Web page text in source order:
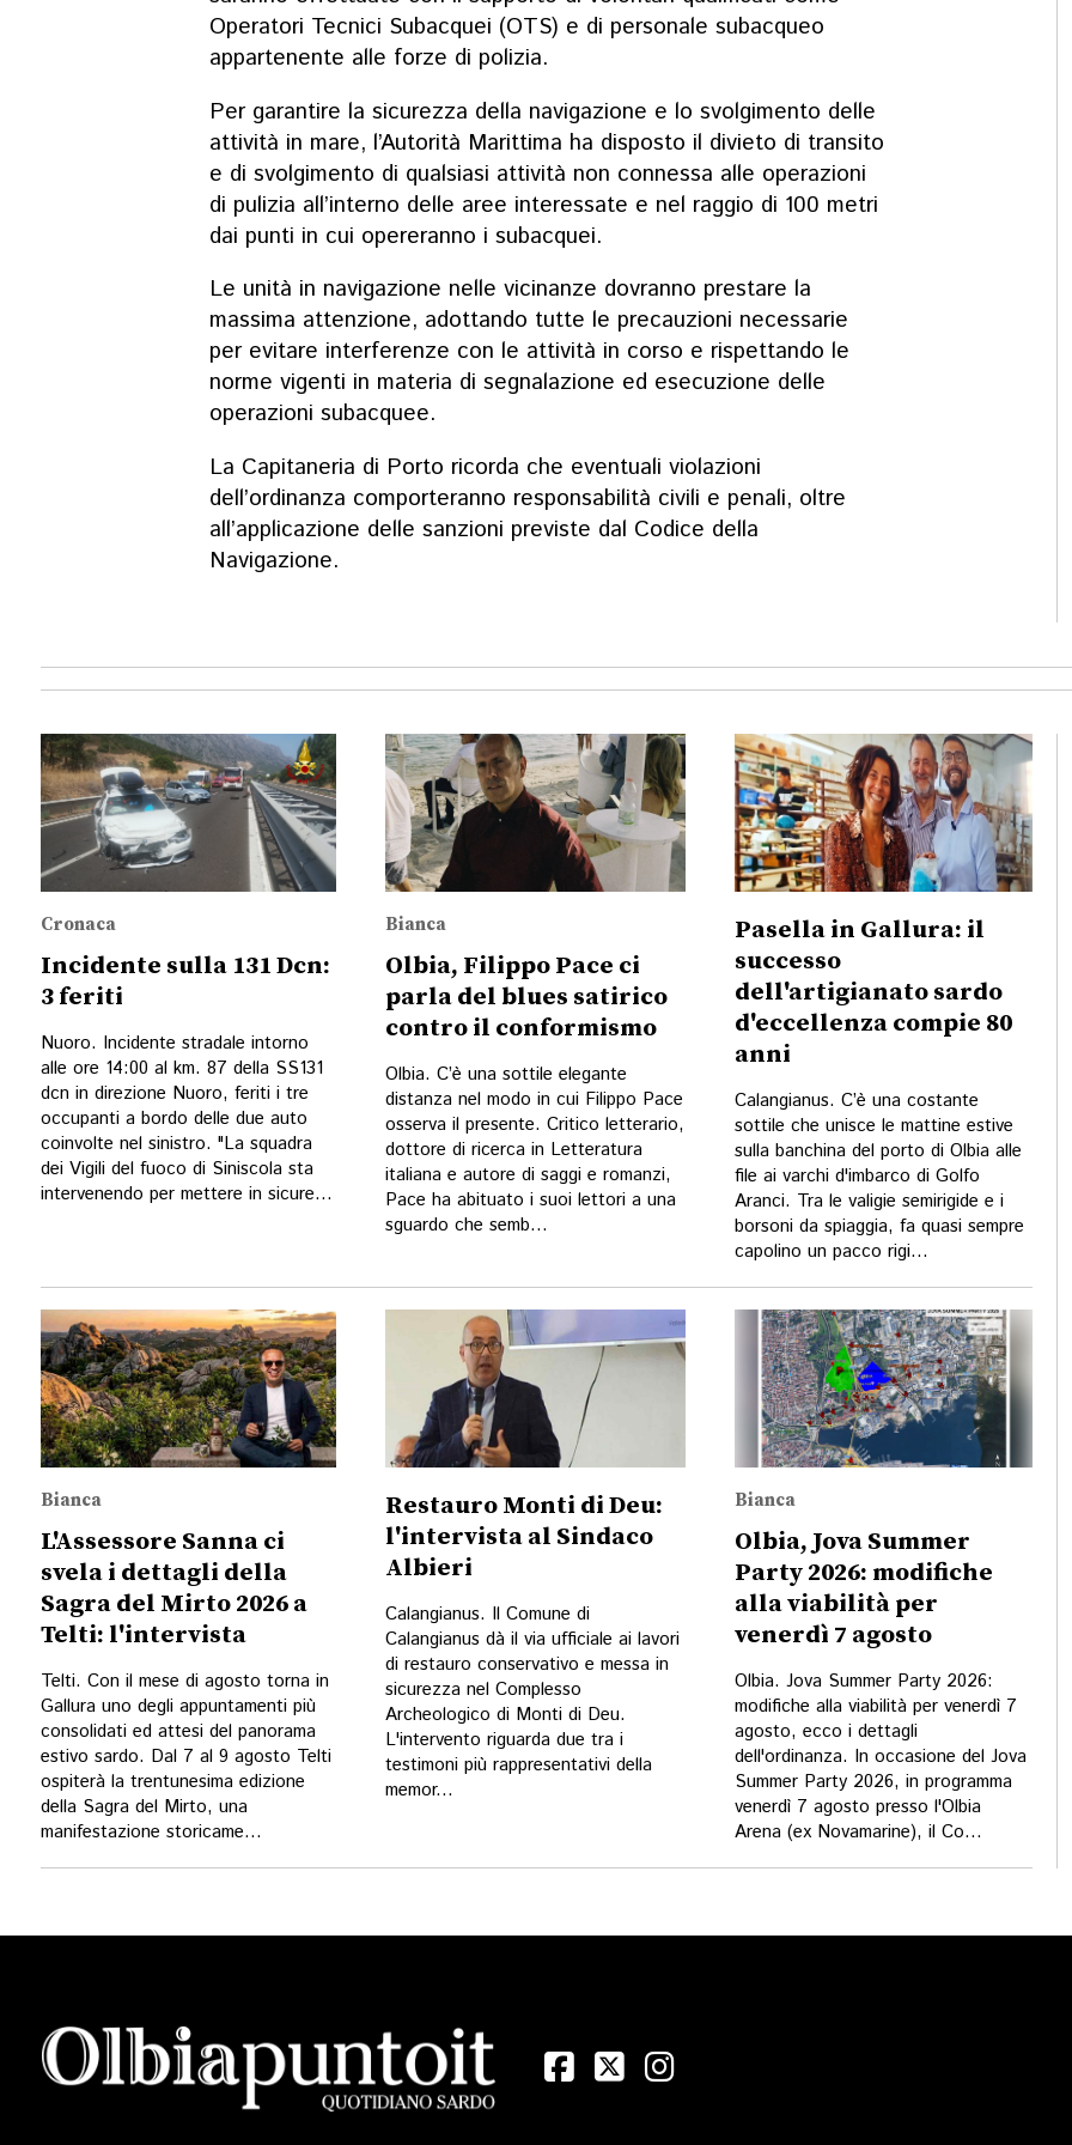
Operatori Tecnici Subacquei (OTS) e di personale subacqueo
appartenente alle forze di polizia.
Per garantire la sicurezza della navigazione e lo svolgimento delle
attività in mare, l’Autorità Marittima ha disposto il divieto di transito
e di svolgimento di qualsiasi attività non connessa alle operazioni
di pulizia all’interno delle aree interessate e nel raggio di 100 metri
dai punti in cui opereranno i subacquei.
Le unità in navigazione nelle vicinanze dovranno prestare la
massima attenzione, adottando tutte le precauzioni necessarie
per evitare interferenze con le attività in corso e rispettando le
norme vigenti in materia di segnalazione ed esecuzione delle
operazioni subacquee.
La Capitaneria di Porto ricorda che eventuali violazioni
dell’ordinanza comporteranno responsabilità civili e penali, oltre
all’applicazione delle sanzioni previste dal Codice della
Navigazione.
Cronaca
Incidente sulla 131 Dcn:
3 feriti
Nuoro. Incidente stradale intorno
alle ore 14:00 al km. 87 della SS131
dcn in direzione Nuoro, feriti i tre
occupanti a bordo delle due auto
coinvolte nel sinistro. "La squadra
dei Vigili del fuoco di Siniscola sta
intervenendo per mettere in sicure...
Bianca
Olbia, Filippo Pace ci
parla del blues satirico
contro il conformismo
Olbia. C’è una sottile elegante
distanza nel modo in cui Filippo Pace
osserva il presente. Critico letterario,
dottore di ricerca in Letteratura
italiana e autore di saggi e romanzi,
Pace ha abituato i suoi lettori a una
sguardo che semb...
Pasella in Gallura: il
successo
dell'artigianato sardo
d'eccellenza compie 80
anni
Calangianus. C’è una costante
sottile che unisce le mattine estive
sulla banchina del porto di Olbia alle
file ai varchi d'imbarco di Golfo
Aranci. Tra le valigie semirigide e i
borsoni da spiaggia, fa quasi sempre
capolino un pacco rigi...
Bianca
L'Assessore Sanna ci
svela i dettagli della
Sagra del Mirto 2026 a
Telti: l'intervista
Telti. Con il mese di agosto torna in
Gallura uno degli appuntamenti più
consolidati ed attesi del panorama
estivo sardo. Dal 7 al 9 agosto Telti
ospiterà la trentunesima edizione
della Sagra del Mirto, una
manifestazione storicame...
Restauro Monti di Deu:
l'intervista al Sindaco
Albieri
Calangianus. Il Comune di
Calangianus dà il via ufficiale ai lavori
di restauro conservativo e messa in
sicurezza nel Complesso
Archeologico di Monti di Deu.
L'intervento riguarda due tra i
testimoni più rappresentativi della
memor...
Bianca
Olbia, Jova Summer
Party 2026: modifiche
alla viabilità per
venerdì 7 agosto
Olbia. Jova Summer Party 2026:
modifiche alla viabilità per venerdì 7
agosto, ecco i dettagli
dell'ordinanza. In occasione del Jova
Summer Party 2026, in programma
venerdì 7 agosto presso l'Olbia
Arena (ex Novamarine), il Co...